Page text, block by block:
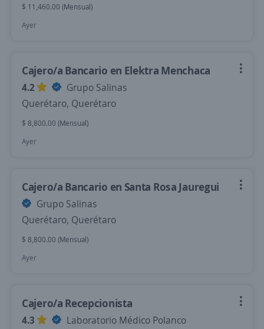
$ 11,460.00 (Mensual)
Ayer
Cajero/a Bancario en Elektra Menchaca
4.2
Grupo Salinas
Querétaro, Querétaro
$ 8,800.00 (Mensual)
Ayer
Cajero/a Bancario en Santa Rosa Jauregui
Grupo Salinas
Querétaro, Querétaro
$ 8,800.00 (Mensual)
Ayer
Cajero/a Recepcionista
4.3
Laboratorio Médico Polanco